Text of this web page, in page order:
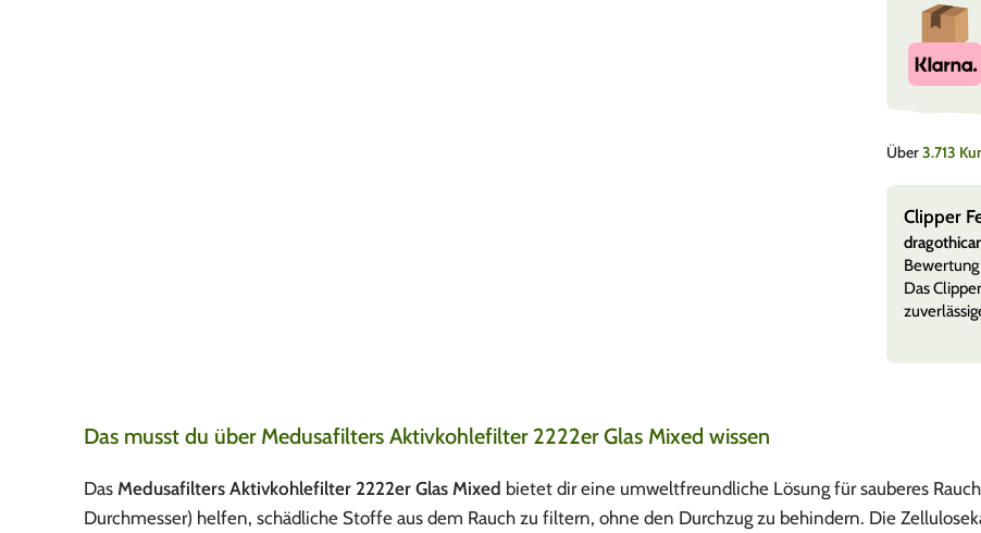
Über3.713
Clipper
Das
Das musst du über Medusafilters Aktivkohlefilter 2222er Glas Mixed wissen
Das Medusafilters Aktivkohlefilter 2222er Glas Mixed bietet dir eine umweltfreundliche Lösung für sauberes
Durchmesser) helfen, schädliche Stoffe aus dem Rauch zu filtern, ohne den Durchzug zu behindern. Die